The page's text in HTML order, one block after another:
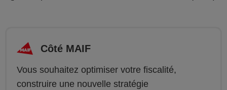
Côté MAIF
Vous souhaitez optimiser votre fiscalité,
construire une nouvelle stratégie